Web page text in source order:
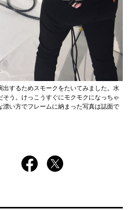
するためスモークをたいてみました。水
う。けっこうすぐにモクモクになっちゃ
漂い方でフレームに納まった写真は誌面で